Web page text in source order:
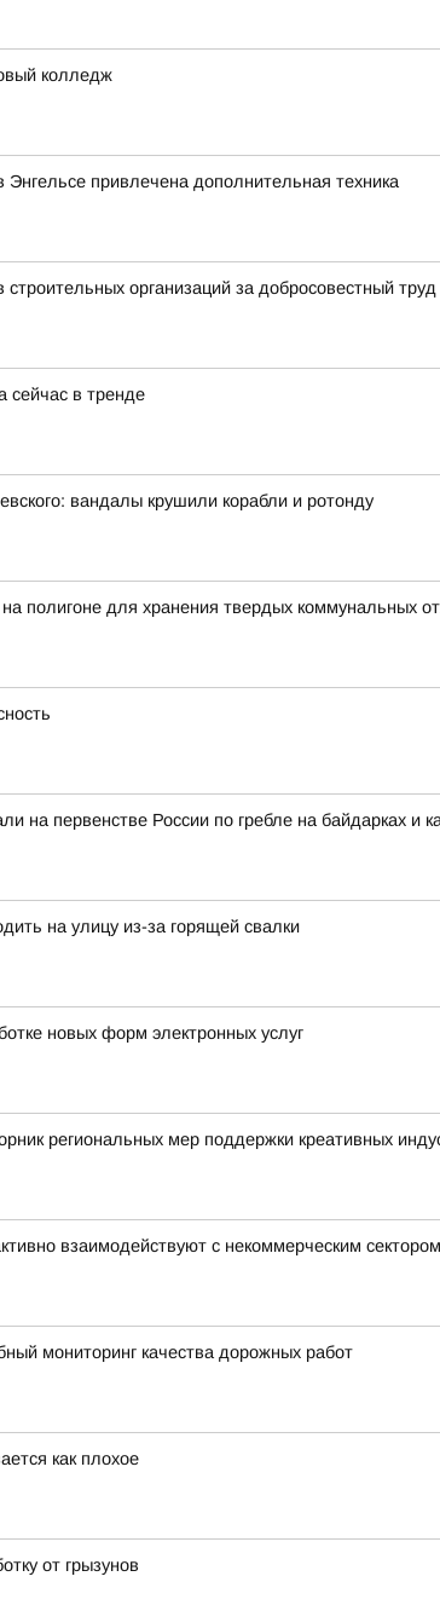
колледж
привлечена дополнительная техника
организаций за добросовестный труд
сейчас в тренде
вандалы крушили корабли и ротонду
полигоне для хранения твердых коммунальных
на первенстве России по гребле на байдарках и
на улицу из-за горящей свалки
новых форм электронных услуг
региональных мер поддержки креативных
взаимодействуют с некоммерческим сектором
мониторинг качества дорожных работ
как плохое
от грызунов